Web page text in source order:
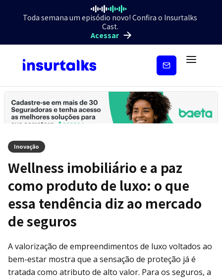
Toda semana um episódio novo! Confira o Insurtalks
Cast.
Acessar
Inscreva-
Inovação
Wellness imobiliário e a paz
como produto de luxo: o que
essa tendência diz ao mercado
de seguros
A valorização de empreendimentos de luxo voltados ao
bem-estar mostra que a sensação de proteção já é
tratada como atributo de alto valor. Para os seguros, a